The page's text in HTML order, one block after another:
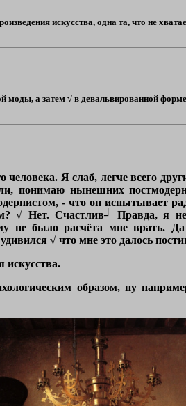
искусства, одна та, что не
а затем √ в девальвированной
человека. Я слаб, легче всего
понимаю нынешних
- что он испытывает
√ Нет. Счастлив┘ Правда, я
не было расчёта мне врать.
√ что мне это далось
искусства.
образом, ну